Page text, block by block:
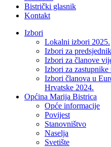
Bistrički glasnik
Kontakt
Izbori
Lokalni izbori 2025.
Izbori za
Izbori za članove
Izbori za
Izbori članova u
Hrvatske 2024.
Općina Marija Bistrica
Opće informacije
Povijest
Stanovništvo
Naselja
Svetište